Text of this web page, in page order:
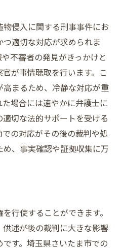
侵入に関する刑事事件にお
適切な対応が求められま
不審者の発見がきっかけと
が事情聴取を行います。こ
まるため、冷静な対応が重
場合には速やかに弁護士に
切な法的サポートを受ける
の対応がその後の裁判や処
、事実確認や証拠収集に万
行使することができます。
述が後の裁判に大きな影響
す。埼玉県さいたま市での